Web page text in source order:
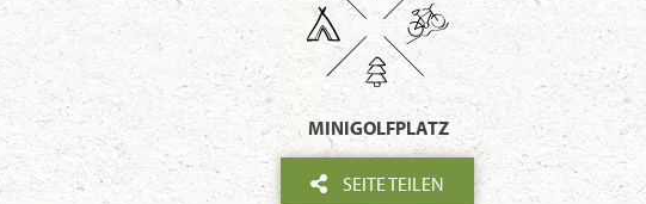
MINIGOLFPLATZ
SEITE TEILEN